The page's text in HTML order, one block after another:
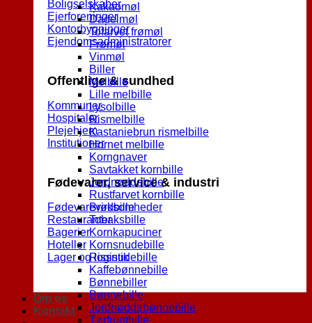
Boligselskaber
Ejerforeninger
Kontorbygninger
Ejendomsadministratorer
Offentlige & sundhed
Kommuner
Hospitaler
Plejehjem
Institutioner
Fødevarer, service & industri
Fødevarevirksomheder
Restauranter
Bagerier
Hoteller
Lager og logistik
Om os
Kontakt
Kakaomøl
Dadelmøl
Tofarvet frømøl
Frømøl
Vinmøl
Biller
Melbille
Lille melbille
Lysolbille
Rismelbille
Kastaniebrun rismelbille
Hornet melbille
Korngnaver
Savtakket kornbille
Jordnøddebille
Rustfarvet kornbille
Brødbille
Tobaksbille
Kornkapuciner
Kornsnudebille
Rissnudebille
Kaffebønnebille
Bønnebiller
Bønnebille
Jordnøddebønnebille
Tørfrugtbille